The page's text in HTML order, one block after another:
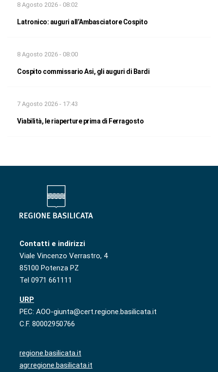
8 Agosto 2026 - 08:02
Latronico: auguri all’Ambasciatore Cospito
8 Agosto 2026 - 08:00
Cospito commissario Asi, gli auguri di Bardi
7 Agosto 2026 - 17:43
Viabilità, le riaperture prima di Ferragosto
Contatti e indirizzi
Viale Vincenzo Verrastro, 4
85100 Potenza PZ
Tel 0971 661111
URP
PEC: AOO-giunta@cert.regione.basilicata.it
C.F. 80002950766
regione.basilicata.it
agr.regione.basilicata.it